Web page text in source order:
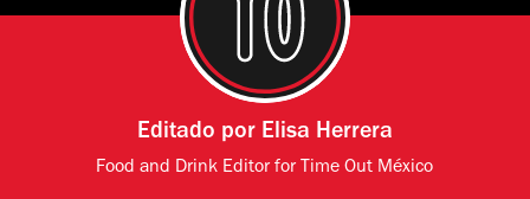
Editado por Elisa Herrera
Food and Drink Editor for Time Out México